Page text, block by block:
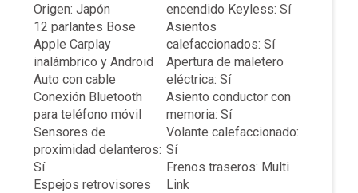
Origen: Japón
12 parlantes Bose
Apple Carplay
inalámbrico y Android
Auto con cable
Conexión Bluetooth
para teléfono móvil
Sensores de
proximidad delanteros:
Sí
Espejos retrovisores
encendido Keyless: Sí
Asientos
calefaccionados: Sí
Apertura de maletero
eléctrica: Sí
Asiento conductor con
memoria: Sí
Volante calefaccionado:
Sí
Frenos traseros: Multi
Link